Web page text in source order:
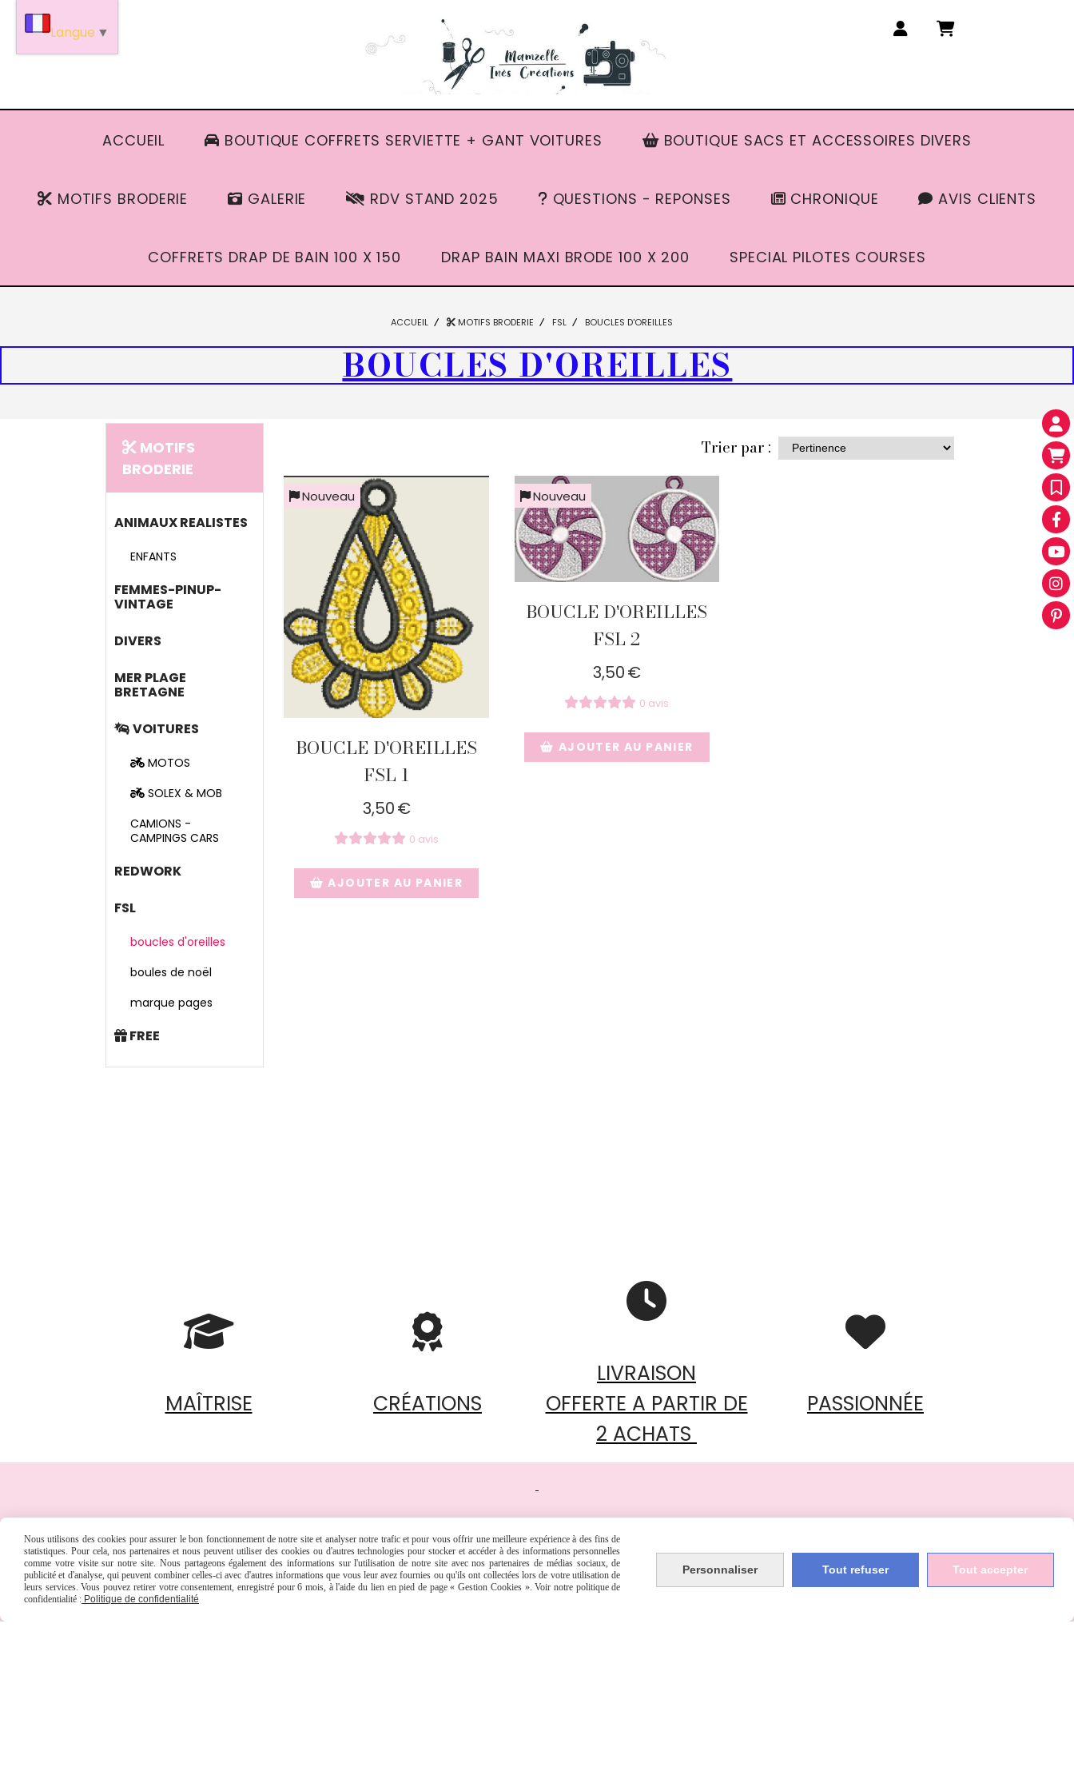
ACCUEIL BOUTIQUE COFFRETS SERVIETTE + GANT VOITURES BOUTIQUE SACS ET ACCESSOIRES DIVERS
MOTIFS BRODERIE GALERIE RDV STAND 2025 QUESTIONS - REPONSES CHRONIQUE AVIS CLIENTS
COFFRETS DRAP DE BAIN 100 X 150 DRAP BAIN MAXI BRODE 100 X 200 SPECIAL PILOTES COURSES
MOTIFS
BRODERIE
ANIMAUX REALISTES
ENFANTS
FEMMES-PINUP-
VINTAGE
DIVERS
MER PLAGE
BRETAGNE
VOITURES
MOTOS
SOLEX & MOB
CAMIONS -
CAMPINGS CARS
REDWORK
FSL
boucles d'oreilles
boules de noël
marque pages
FREE
ACCUEIL MOTIFS BRODERIE FSL BOUCLES D'OREILLES
BOUCLES D'OREILLES
Trier par :
Nouveau
BOUCLE D'OREILLES
FSL 1
3,50€
0 avis
AJOUTER AU PANIER
Nouveau
BOUCLE D'OREILLES
FSL 2
3,50€
0 avis
AJOUTER AU PANIER

MAÎTRISE

CRÉATIONS

LIVRAISON
OFFERTE A PARTIR DE
2 ACHATS

PASSIONNÉE
MES CATÉGORIES
Boutique
Questions - Réponses
 Tèl : 06 62 72 33 05
Langue ▼
Nous utilisons des cookies pour assurer le bon fonctionnement de notre site et analyser notre trafic et pour vous offrir une meilleure expérience à des fins de
statistiques. Pour cela, nos partenaires et nous peuvent utiliser des cookies ou d'autres technologies pour stocker et accéder à des informations personnelles
comme votre visite sur notre site. Nous partageons également des informations sur l'utilisation de notre site avec nos partenaires de médias sociaux, de
publicité et d'analyse, qui peuvent combiner celles-ci avec d'autres informations que vous leur avez fournies ou qu'ils ont collectées lors de votre utilisation de
leurs services. Vous pouvez retirer votre consentement, enregistré pour 6 mois, à l'aide du lien en pied de page « Gestion Cookies ». Voir notre politique de
confidentialité : Politique de confidentialité
Personnaliser Tout refuser Tout accepter